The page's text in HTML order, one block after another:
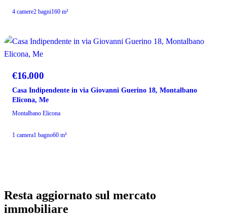
4 camere2 bagni160 m²
€16.000
Casa Indipendente in via Giovanni Guerino 18, Montalbano
Elicona, Me
Montalbano Elicona
1 camera1 bagno60 m²
Resta aggiornato sul mercato
immobiliare